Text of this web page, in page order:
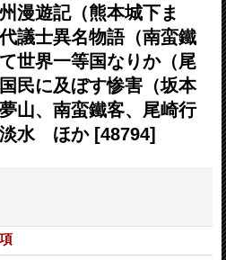
漫遊記（熊本城下ま
議士異名物語（南蛮鐵
世界一等国なりか（尾
民に及ぼす惨害（坂本
山、南蛮鐵客、尾崎行
淡水 ほか [48794]